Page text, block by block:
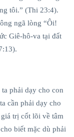
tôi.” (Thi 23:4).
ngã lòng “Ôi!
Giê-hô-va tại đất
phải dạy cho con
cần phải dạy cho
trị cốt lõi về tâm
biết mặc dù phải